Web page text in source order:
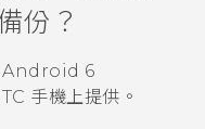
份 ？
Android 6
手機上提供。